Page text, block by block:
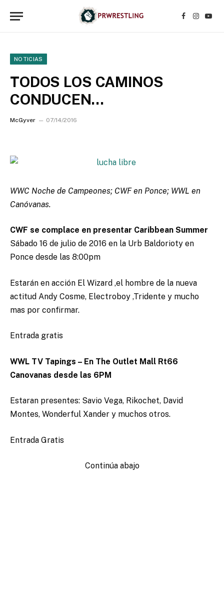
Facebook
NOTICIAS
TODOS LOS CAMINOS
CONDUCEN…
McGyver 07/14/2016
WWC Noche de Campeones; CWF en Ponce; WWL en
Canóvanas.
CWF se complace en presentar Caribbean Summer
Sábado 16 de julio de 2016 en la Urb Baldorioty en
Ponce desde las 8:00pm
Estarán en acción El Wizard ,el hombre de la nueva
actitud Andy Cosme, Electroboy ,Tridente y mucho
mas por confirmar.
Entrada gratis
WWL TV Tapings – En The Outlet Mall Rt66
Canovanas desde las 6PM
Estaran presentes: Savio Vega, Rikochet, David
Montes, Wonderful Xander y muchos otros.
Entrada Gratis
Continúa abajo